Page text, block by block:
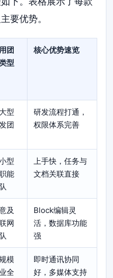
要优势。
团
型
核心优势速览
型
团
研发流程打通，
权限体系完善
型
能
上手快，任务与
文档关联直接
及
网
Block编辑灵
活，数据库功能
强
模
全
即时通讯协同
好，多媒体支持